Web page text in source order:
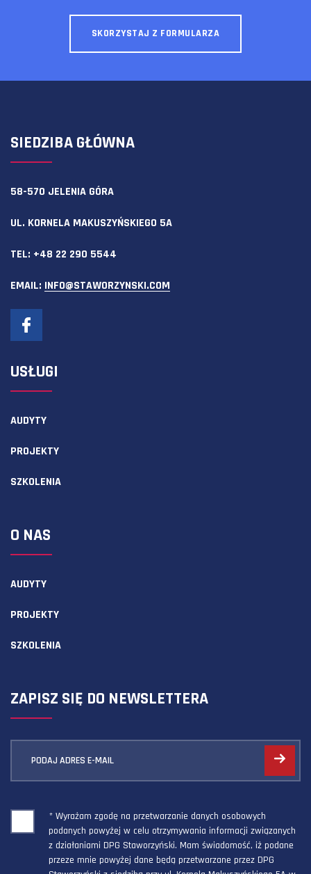
SKORZYSTAJ Z FORMULARZA
SIEDZIBA GŁÓWNA
58-570 JELENIA GÓRA
UL. KORNELA MAKUSZYŃSKIEGO 5A
TEL: +48 22 290 5544
EMAIL: INFO@STAWORZYNSKI.COM
USŁUGI
AUDYTY
PROJEKTY
SZKOLENIA
O NAS
AUDYTY
PROJEKTY
SZKOLENIA
ZAPISZ SIĘ DO NEWSLETTERA
PODAJ ADRES E-MAIL
* Wyrażam zgodę na przetwarzanie danych osobowych
podanych powyżej w celu otrzymywania informacji związanych
z działaniami DPG Staworzyński. Mam świadomość, iż podane
przeze mnie powyżej dane będą przetwarzane przez DPG